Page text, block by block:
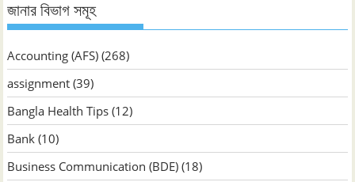
জানার বিভাগ সমূহ
Accounting (AFS) (268)
assignment (39)
Bangla Health Tips (12)
Bank (10)
Business Communication (BDE) (18)